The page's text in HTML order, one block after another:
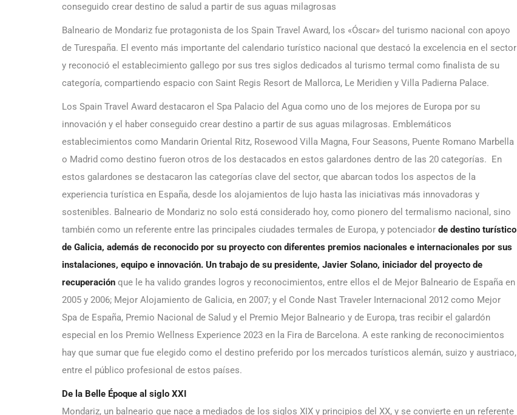
conseguido crear destino de salud a partir de sus aguas milagrosas
Balneario de Mondariz fue protagonista de los Spain Travel Award, los «Óscar» del turismo nacional con apoyo
de Turespaña. El evento más importante del calendario turístico nacional que destacó la excelencia en el sector
y reconoció el establecimiento gallego por sus tres siglos dedicados al turismo termal como finalista de su
categoría, compartiendo espacio con Saint Regis Resort de Mallorca, Le Meridien y Villa Padierna Palace.
Los Spain Travel Award destacaron el Spa Palacio del Agua como uno de los mejores de Europa por su
innovación y el haber conseguido crear destino a partir de sus aguas milagrosas. Emblemáticos
establecimientos como Mandarin Oriental Ritz, Rosewood Villa Magna, Four Seasons, Puente Romano Marbella
o Madrid como destino fueron otros de los destacados en estos galardones dentro de las 20 categorías. En
estos galardones se destacaron las categorías clave del sector, que abarcan todos los aspectos de la
experiencia turística en España, desde los alojamientos de lujo hasta las iniciativas más innovadoras y
sostenibles. Balneario de Mondariz no solo está considerado hoy, como pionero del termalismo nacional, sino
también como un referente entre las principales ciudades termales de Europa, y potenciador de destino turístico
de Galicia, además de reconocido por su proyecto con diferentes premios nacionales e internacionales por sus
instalaciones, equipo e innovación. Un trabajo de su presidente, Javier Solano, iniciador del proyecto de
recuperación que le ha valido grandes logros y reconocimientos, entre ellos el de Mejor Balneario de España en
2005 y 2006; Mejor Alojamiento de Galicia, en 2007; y el Conde Nast Traveler Internacional 2012 como Mejor
Spa de España, Premio Nacional de Salud y el Premio Mejor Balneario y de Europa, tras recibir el galardón
especial en los Premio Wellness Experience 2023 en la Fira de Barcelona. A este ranking de reconocimientos
hay que sumar que fue elegido como el destino preferido por los mercados turísticos alemán, suizo y austriaco,
entre el público profesional de estos países.
De la Belle Époque al siglo XXI
Mondariz, un balneario que nace a mediados de los siglos XIX y principios del XX, y se convierte en un referente